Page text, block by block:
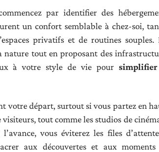
par identifier des
un confort semblable à chez-soi,
privatifs et de routines souples.
nature tout en proposant des
à votre style de vie pour
votre départ, surtout si vous partez en
tout comme les studios de
vous éviterez les files
aux découvertes et aux moments